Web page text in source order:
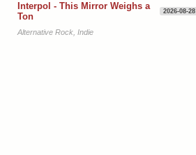
Interpol - This Mirror Weighs a
Ton
2026-08-28
Alternative Rock, Indie